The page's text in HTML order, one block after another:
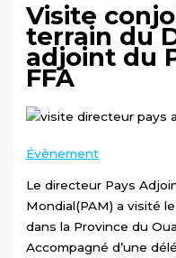
Visite
terrain du
adjoint du
FFA
Évènement
Le directeur Pays
Mondial(PAM) a visité
dans la Province du
Accompagné d’une